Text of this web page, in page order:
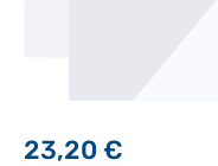
23,20 €